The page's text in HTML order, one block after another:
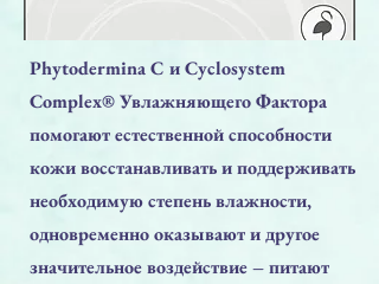
Phytodermina C и Cyclosystem
Complex® Увлажняющего Фактора
помогают естественной способности
кожи восстанавливать и поддерживать
необходимую степень влажности,
одновременно оказывают и другое
значительное воздействие – питают